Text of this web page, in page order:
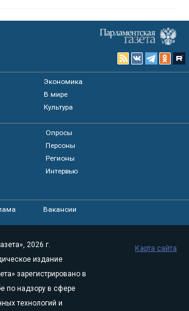
Экономика
В мире
Культура
Опросы
Персоны
Регионы
Интервью
Вакансии
2026 г.
издание
зарегистрировано в
по надзору в сфере
технологий и
Карта сайта